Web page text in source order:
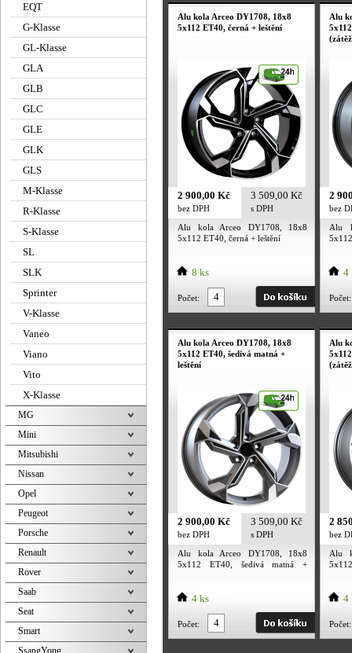
Alu kola Arceo DY1708, 18x8
5x112 ET40, černá + leštění
2 900,00 Kč
bez DPH
3 509,00 Kč
s DPH
Alu kola Arceo DY1708, 18x8
5x112 ET40, černá + leštění
8 ks
Počet:
Alu
2
bez
Alu
4
Počet:
Alu kola Arceo DY1708, 18x8
5x112 ET40, šedivá matná +
leštění
2 900,00 Kč
bez DPH
3 509,00 Kč
s DPH
Alu kola Arceo DY1708, 18x8
5x112 ET40, šedivá matná +
4 ks
Počet:
Alu
2
bez
Alu
4
Počet:
EQT
G-Klasse
GL-Klasse
GLA
GLB
GLC
GLE
GLK
GLS
M-Klasse
R-Klasse
S-Klasse
SL
SLK
Sprinter
V-Klasse
Vaneo
Viano
Vito
X-Klasse
MG
Mini
Mitsubishi
Nissan
Opel
Peugeot
Porsche
Renault
Rover
Saab
Seat
Smart
SsangYong